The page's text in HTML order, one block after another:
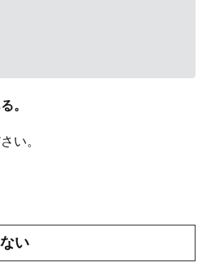
。
い。
い